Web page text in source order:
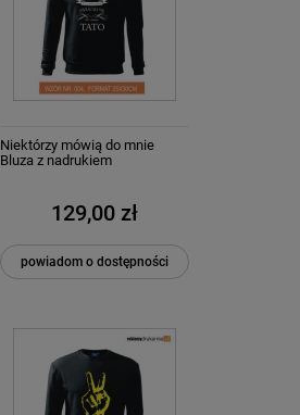
Niektórzy mówią do mnie
Bluza z nadrukiem
129,00 zł
powiadom o dostępności